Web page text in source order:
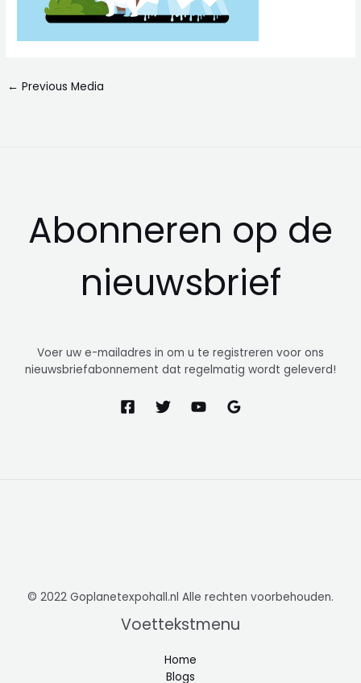
← Previous Media
Abonneren op de
nieuwsbrief
Voer uw e-mailadres in om u te registreren voor ons
nieuwsbriefabonnement dat regelmatig wordt geleverd!
© 2022 Goplanetexpohall.nl Alle rechten voorbehouden.
Voettekstmenu
Home
Blogs